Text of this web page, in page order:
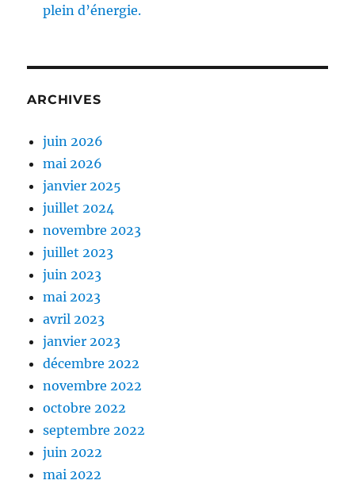
plein d’énergie.
ARCHIVES
juin 2026
mai 2026
janvier 2025
juillet 2024
novembre 2023
juillet 2023
juin 2023
mai 2023
avril 2023
janvier 2023
décembre 2022
novembre 2022
octobre 2022
septembre 2022
juin 2022
mai 2022